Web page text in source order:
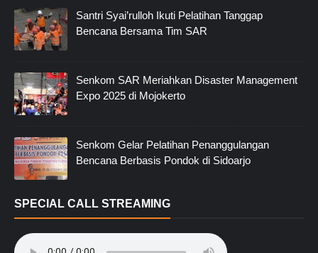
Santri Syai’rulloh Ikuti Pelatihan Tanggap
Bencana Bersama Tim SAR
Senkom SAR Meriahkan Disaster Management
Expo 2025 di Mojokerto
Senkom Gelar Pelatihan Penanggulangan
Bencana Berbasis Pondok di Sidoarjo
SPECIAL CALL STREAMING